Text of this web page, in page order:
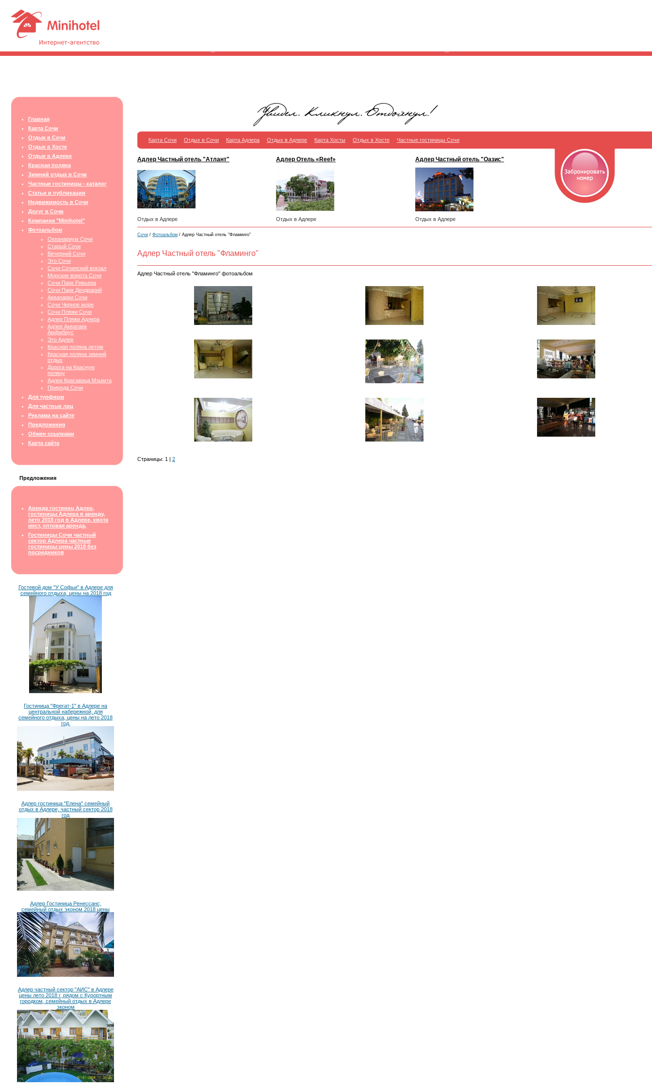
Главная
Карта Сочи
Отдых в Сочи
Отдых в Хосте
Отдых в Адлере
Красная поляна
Зимний отдых в Сочи
Частные гостиницы - каталог
Статьи и публикации
Недвижимость в Сочи
Досуг в Сочи
Компания "Minihotel"
Фотоальбом
Океанариум Сочи
Старый Сочи
Вечерний Сочи
Это Сочи
Сочи Сочинский вокзал
Морские ворота Сочи
Сочи Парк Ривьера
Сочи Парк Дендрарий
Аквапарки Сочи
Сочи Черное море
Сочи Пляжи Сочи
Адлер Пляжи Адлера
Адлер Аквапарк
Амфибиус
Это Адлер
Красная поляна летом
Красная поляна зимний
отдых
Дорога на Красную
поляну
Адлер Красавица Мзымта
Природа Сочи
Для турфирм
Для частных лиц
Реклама на сайте
Предложения
Обмен ссылками
Карта сайта
Предложения
Аренда гостиниц Адлер,
гостиницы Адлера в аренду,
лето 2018 год в Адлере, квота
мест, оптовая аренда,
Гостиницы Сочи частный
сектор Адлера частные
гостиницы цены 2018 без
посредников
Гостевой дом "У Софьи" в Адлере для
семейного отдыха, цены на 2018 год
Гостиница "Фрегат-1" в Адлере на
центральной набережной, для
семейного отдыха, цены на лето 2018
год.
Адлер гостиница "Елена" семейный
отдых в Адлере, частный сектор 2018
год
Адлер Гостиница Ренессанс,
семейный отдых эконом 2018 цены
Адлер частный сектор "АИС" в Адлере
цены лето 2018 г, рядом с Курортным
городком, семейный отдых в Адлере
эконом
Карта Сочи Отдых в Сочи Карта Адлера Отдых в Адлере Карта Хосты Отдых в Хосте Частные гостиницы Сочи
Адлер Частный отель "Атлант" Адлер Отель «Reef» Адлер Частный отель "Оазис"
Отдых в Адлере Отдых в Адлере Отдых в Адлере
Сочи / Фотоальбом / Адлер Частный отель "Фламинго"
Адлер Частный отель "Фламинго"
Адлер Частный отель "Фламинго" фотоальбом
Страницы: 1 | 2